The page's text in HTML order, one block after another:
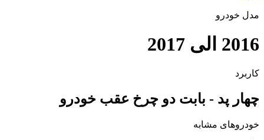
مدل خودرو
2016 الی 2017
کاربرد
چهار پد - بابت دو چرخ عقب خودرو
خودروهای مشابه